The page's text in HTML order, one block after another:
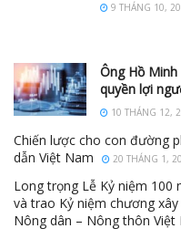
9 THÁNG 10,
Ông Hồ
quyền lợi
10 THÁNG 12,
Chiến lược cho con đường
dẫn Việt Nam
20 THÁNG 1,
Long trọng Lễ Kỷ niệm 100
và trao Kỷ niệm chương
Nông dân – Nông thôn Việt